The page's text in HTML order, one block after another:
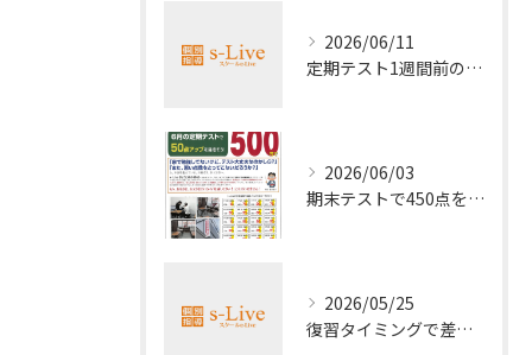
2026/06/11
定期テスト1週間前の効率暗記法
2026/06/03
期末テストで450点を取る勉強法
2026/05/25
復習タイミングで差がつく勉強法